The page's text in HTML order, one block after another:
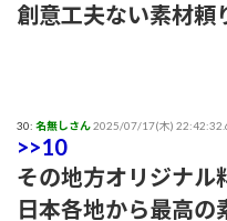
創意工夫ない素材頼
30: 名無しさん2025/07/17(木)
>>10
その地方オリジナル
日本各地から最高の